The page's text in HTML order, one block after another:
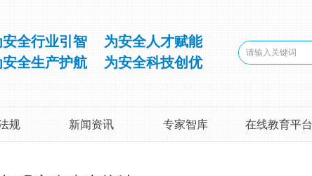
安全行业引智 为安全人才赋能
安全生产护航 为安全科技创优
规 新闻资讯 专家智库 在线教育平台